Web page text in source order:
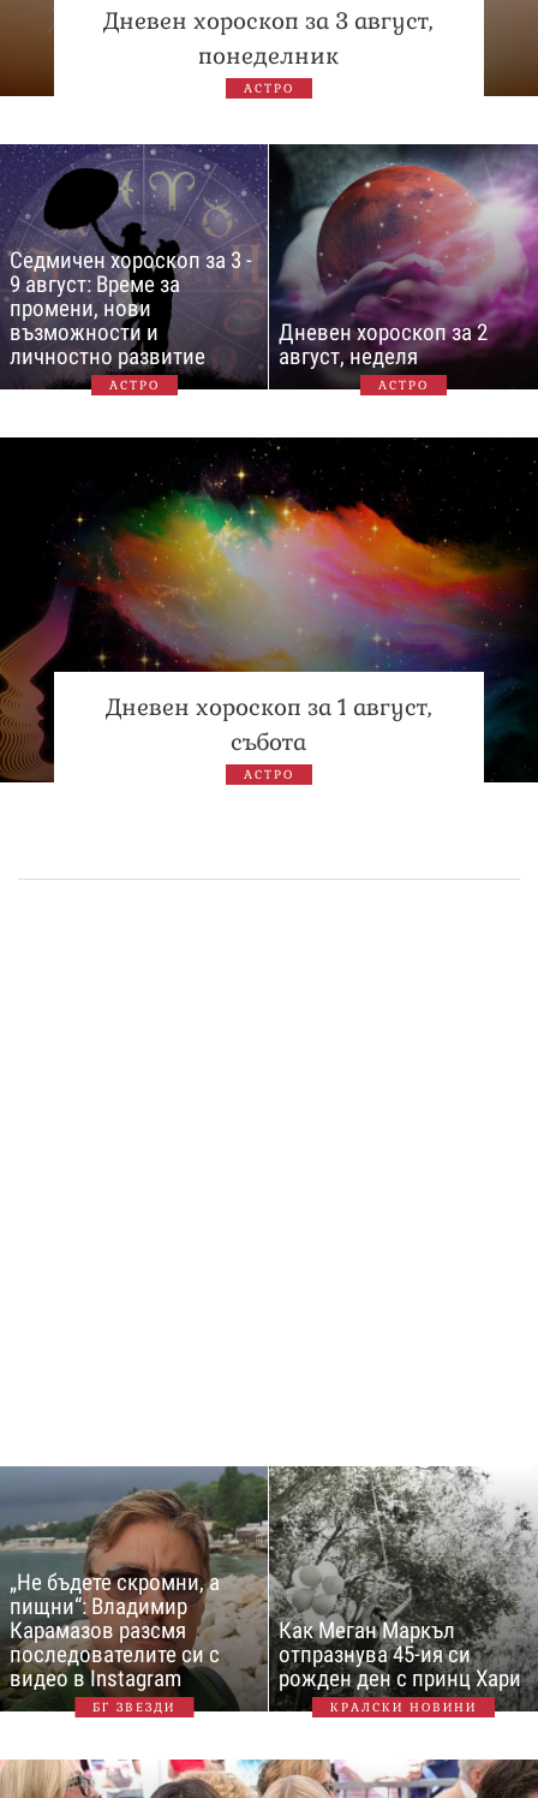
Дневен хороскоп за 3 август,
понеделник
АСТРО
Седмичен хороскоп за 3 -
9 август: Време за
промени, нови
възможности и
личностно развитие
АСТРО
Дневен хороскоп за 2
август, неделя
АСТРО
Дневен хороскоп за 1 август,
събота
АСТРО
„Не бъдете скромни, а
пищни“: Владимир
Карамазов разсмя
последователите си с
видео в Instagram
БГ ЗВЕЗДИ
Как Меган Маркъл
отпразнува 45-ия си
рожден ден с принц Хари
КРАЛСКИ НОВИНИ